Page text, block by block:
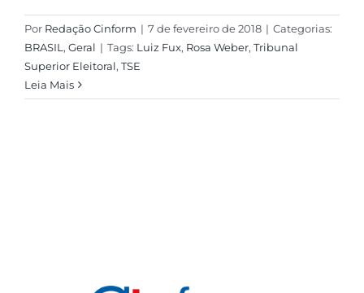
Por Redação Cinform | 7 de fevereiro de 2018 | Categorias:
BRASIL, Geral | Tags: Luiz Fux, Rosa Weber, Tribunal
Superior Eleitoral, TSE
Leia Mais